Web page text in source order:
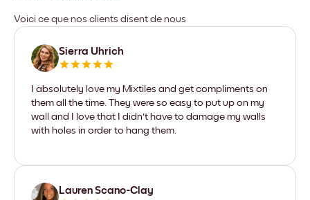
Voici ce que nos clients disent de nous
Sierra Uhrich
I absolutely love my Mixtiles and get compliments on
them all the time. They were so easy to put up on my
wall and I love that I didn't have to damage my walls
with holes in order to hang them.
Lauren Scano-Clay